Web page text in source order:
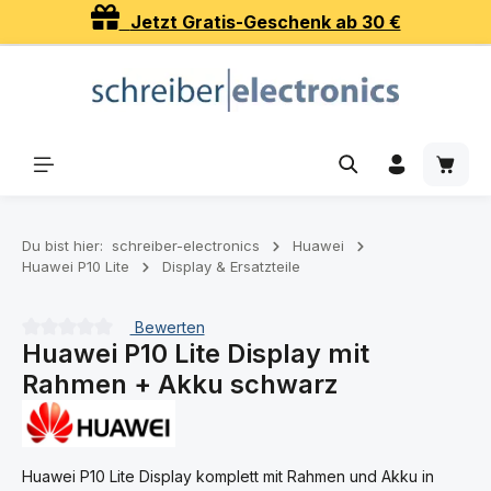
Zum Hauptinhalt springenJetzt Gratis-Geschenk ab 30 €
Du bist hier: schreiber-electronics
Huawei
Huawei P10 Lite
Display & Ersatzteile
Durchschnittliche Bewertung von 0 von 5 Sternen
Bewerten
Huawei P10 Lite Display mit
Rahmen + Akku schwarz
Huawei P10 Lite Display komplett mit Rahmen und Akku in